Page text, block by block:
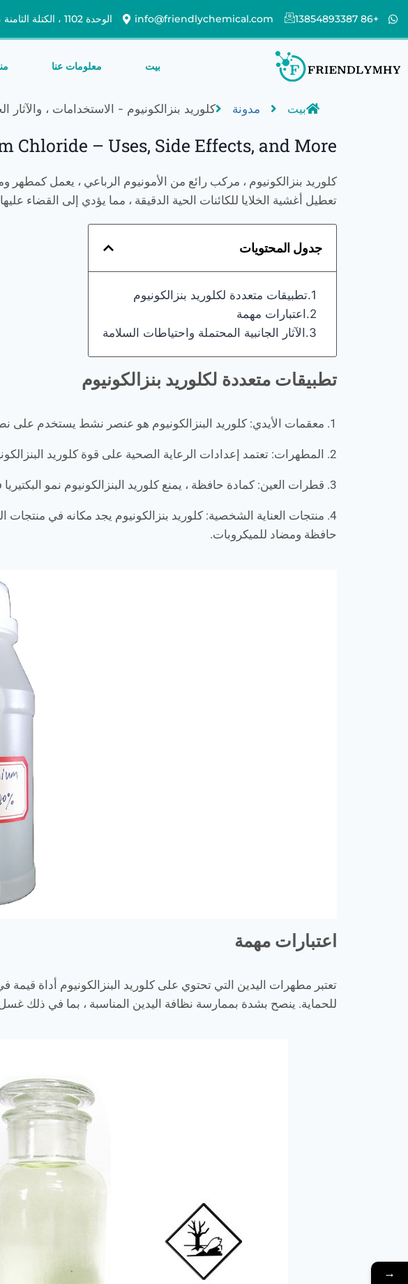
+86 13854893387
info@friendlychemical.com الوحدة 1102 ، الكتلة الثامنة ، واندا بلازا ، طريق تاي ، مدينة تايان ، شاندونغ
بيت معلومات عنا
بيت مدونة كلوريد بنزالكونيوم - الاستخدامات ، والآثار
Chloride – Uses, Side Effects, and More
كلوريد بنزالكونيوم ، مركب رائع من الأمونيوم الرباعي ، يعمل كمطهر
تعطيل أغشية الخلايا للكائنات الحية الدقيقة ، مما يؤدي إلى القضاء
جدول المحتويات
تطبيقات متعددة لكلوريد بنزالكونيوم
اعتبارات مهمة
الآثار الجانبية المحتملة واحتياطات السلامة
تطبيقات متعددة لكلوريد بنزالكونيوم
1. معقمات الأيدي: كلوريد البنزالكونيوم هو عنصر نشط يستخدم على نطاق واسع في مطهرات الأيدي ، مما يساعد على مكافحة انتشار العدوى بشكل فعال.
2. المطهرات: تعتمد إعدادات الرعاية الصحية على قوة كلوريد البنزالكونيوم في المنتجات المطهرة لتعقيم الأسطح والأدوات والمعدات.
3. قطرات العين: كمادة حافظة ، يمنع كلوريد البنزالكونيوم نمو البكتيريا في قطرات العين ، مما يضمن السلامة وطول العمر.
4. منتجات العناية الشخصية: كلوريد بنزالكونيوم يجد مكانه في
حافظة ومضاد للميكروبات.
اعتبارات مهمة
تعتبر مطهرات اليدين التي تحتوي على كلوريد البنزالكونيوم أداة
للحماية. ينصح بشدة بممارسة نظافة اليدين المناسبة ، بما في ذلك
→